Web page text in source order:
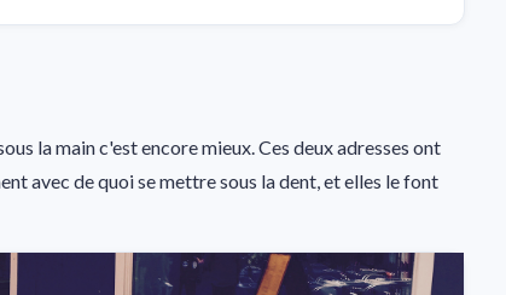
la main c'est encore mieux. Ces deux adresses ont
avec de quoi se mettre sous la dent, et elles le font